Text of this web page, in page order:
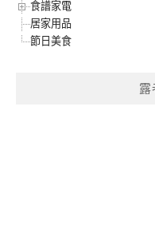
食譜家電
居家用品
節日美食
露